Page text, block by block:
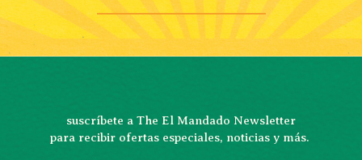
suscríbete a The El Mandado Newsletter
para recibir ofertas especiales, noticias y más.